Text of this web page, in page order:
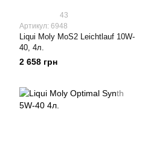
43
Артикул: 6948
Liqui Moly МoS2 Leichtlauf 10W-
40, 4л.
2 658 грн